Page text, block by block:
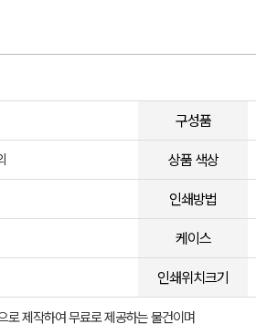
구성품
상품 색상
인쇄방법
케이스
인쇄위치크기
로 제작하여 무료로 제공하는 물건이며